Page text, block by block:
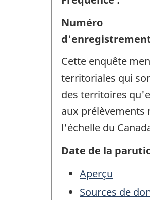
Numéro
Cette enquête
territoriales qui
des territoires
aux prélèvements
l'échelle du
Date de la
Aperçu
Sources de